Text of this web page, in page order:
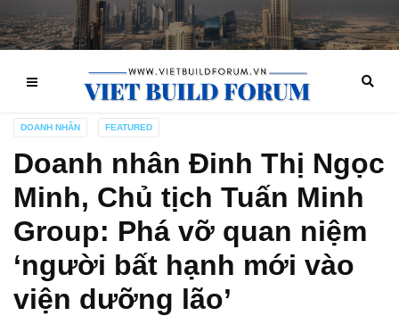
DOANH NHÂN FEATURED
Doanh nhân Đinh Thị Ngọc
Minh, Chủ tịch Tuấn Minh
Group: Phá vỡ quan niệm
‘người bất hạnh mới vào
viện dưỡng lão’